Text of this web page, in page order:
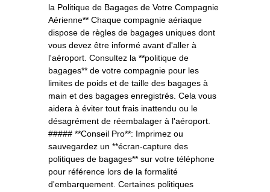
la Politique de Bagages de Votre Compagnie
Aérienne** Chaque compagnie aériaque
dispose de règles de bagages uniques dont
vous devez être informé avant d'aller à
l'aéroport. Consultez la **politique de
bagages** de votre compagnie pour les
limites de poids et de taille des bagages à
main et des bagages enregistrés. Cela vous
aidera à éviter tout frais inattendu ou le
désagrément de réembalager à l'aéroport.
##### **Conseil Pro**: Imprimez ou
sauvegardez un **écran-capture des
politiques de bagages** sur votre téléphone
pour référence lors de la formalité
d'embarquement. Certaines politiques